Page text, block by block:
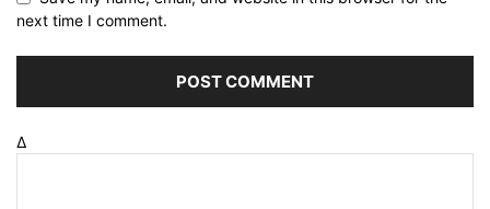
next time I comment.
Δ